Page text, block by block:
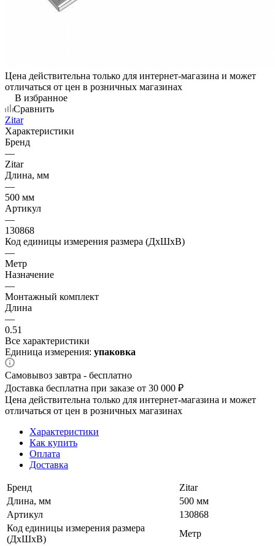
Цена действительна только для интернет-магазина и может
отличаться от цен в розничных магазинах
В избранное
Сравнить
Zitar
Характеристики
Бренд
—
Zitar
Длина, мм
—
500 мм
Артикул
—
130868
Код единицы измерения размера (ДхШхВ)
—
Метр
Назначение
—
Монтажный комплект
Длина
—
0.51
Все характеристики
Единица измерения: упаковка
Самовывоз завтра - бесплатно
Доставка бесплатна при заказе от 30 000 ₽
Цена действительна только для интернет-магазина и может
отличаться от цен в розничных магазинах
Характеристики
Как купить
Оплата
Доставка
Бренд
Zitar
Длина, мм
500 мм
Артикул
130868
Код единицы измерения размера
(ДхШхВ)
Метр